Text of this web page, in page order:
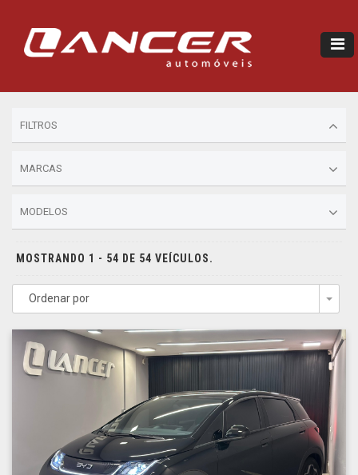
FILTROS
MARCAS
MODELOS
MOSTRANDO 1 - 54 DE 54 VEÍCULOS.
Ordenar por